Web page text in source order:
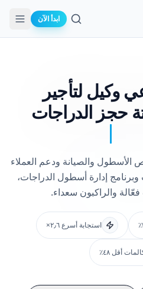
ابدأ الآن
وكيل لتأجير
حجز الدراجات
والصيانة ودعم العملاء
وبرنامج إدارة أسطول الدراجات،
والراكبون سعداء.
استجابة أسرع ٢٫٦×
أقل ٤٨٪